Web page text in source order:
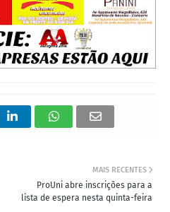
MAIS RECENTES
ProUni abre inscrições para a
lista de espera nesta quinta-feira